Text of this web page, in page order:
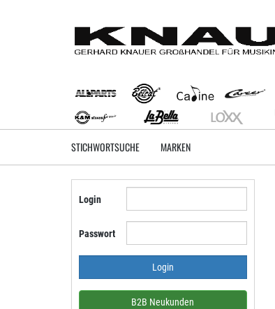
STICHWORTSUCHE MARKEN
Login
Passwort
B2B Neukunden